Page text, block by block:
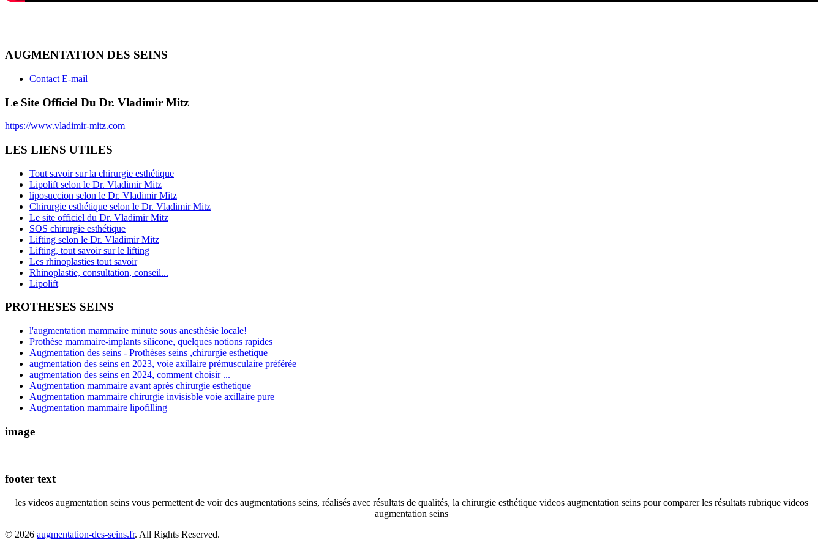
AUGMENTATION DES SEINS
Contact E-mail
Le Site Officiel Du Dr. Vladimir Mitz
https://www.vladimir-mitz.com
LES LIENS UTILES
Tout savoir sur la chirurgie esthétique
Lipolift selon le Dr. Vladimir Mitz
liposuccion selon le Dr. Vladimir Mitz
Chirurgie esthétique selon le Dr. Vladimir Mitz
Le site officiel du Dr. Vladimir Mitz
SOS chirurgie esthétique
Lifting selon le Dr. Vladimir Mitz
Lifting, tout savoir sur le lifting
Les rhinoplasties tout savoir
Rhinoplastie, consultation, conseil...
Lipolift
PROTHESES SEINS
l'augmentation mammaire minute sous anesthésie locale!
Prothèse mammaire-implants silicone, quelques notions rapides
Augmentation des seins - Prothèses seins ,chirurgie esthetique
augmentation des seins en 2023, voie axillaire prémusculaire préférée
augmentation des seins en 2024, comment choisir ...
Augmentation mammaire avant après chirurgie esthetique
Augmentation mammaire chirurgie invisisble voie axillaire pure
Augmentation mammaire lipofilling
image
footer text
les videos augmentation seins vous permettent de voir des augmentations seins, réalisés avec résultats de qualités, la chirurgie esthétique videos augmentation seins pour comparer les résultats rubrique videos
augmentation seins
© 2026 augmentation-des-seins.fr. All Rights Reserved.